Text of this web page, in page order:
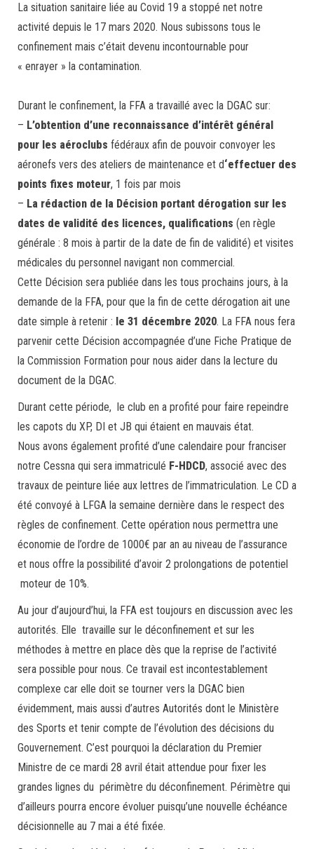
La situation sanitaire liée au Covid 19 a stoppé net notre
activité depuis le 17 mars 2020. Nous subissons tous le
confinement mais c’était devenu incontournable pour
« enrayer » la contamination.
Durant le confinement, la FFA a travaillé avec la DGAC sur:
– L’obtention d’une reconnaissance d’intérêt général
pour les aéroclubs fédéraux afin de pouvoir convoyer les
aéronefs vers des ateliers de maintenance et d‘effectuer des
points fixes moteur, 1 fois par mois
– La rédaction de la Décision portant dérogation sur les
dates de validité des licences, qualifications (en règle
générale : 8 mois à partir de la date de fin de validité) et visites
médicales du personnel navigant non commercial.
Cette Décision sera publiée dans les tous prochains jours, à la
demande de la FFA, pour que la fin de cette dérogation ait une
date simple à retenir : le 31 décembre 2020. La FFA nous fera
parvenir cette Décision accompagnée d’une Fiche Pratique de
la Commission Formation pour nous aider dans la lecture du
document de la DGAC.
Durant cette période, le club en a profité pour faire repeindre
les capots du XP, DI et JB qui étaient en mauvais état.
Nous avons également profité d’une calendaire pour franciser
notre Cessna qui sera immatriculé F-HDCD, associé avec des
travaux de peinture liée aux lettres de l’immatriculation. Le CD a
été convoyé à LFGA la semaine dernière dans le respect des
règles de confinement. Cette opération nous permettra une
économie de l’ordre de 1000€ par an au niveau de l’assurance
et nous offre la possibilité d’avoir 2 prolongations de potentiel
moteur de 10%.
Au jour d’aujourd’hui, la FFA est toujours en discussion avec les
autorités. Elle travaille sur le déconfinement et sur les
méthodes à mettre en place dès que la reprise de l’activité
sera possible pour nous. Ce travail est incontestablement
complexe car elle doit se tourner vers la DGAC bien
évidemment, mais aussi d’autres Autorités dont le Ministère
des Sports et tenir compte de l’évolution des décisions du
Gouvernement. C’est pourquoi la déclaration du Premier
Ministre de ce mardi 28 avril était attendue pour fixer les
grandes lignes du périmètre du déconfinement. Périmètre qui
d’ailleurs pourra encore évoluer puisqu’une nouvelle échéance
décisionnelle au 7 mai a été fixée.